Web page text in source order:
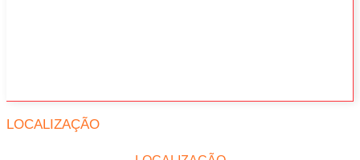
LOCALIZAÇÃO